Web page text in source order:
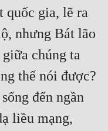
quốc gia, lẽ ra
nhưng Bát lão
chúng ta
thế nói được?
đến ngần
liều mạng,